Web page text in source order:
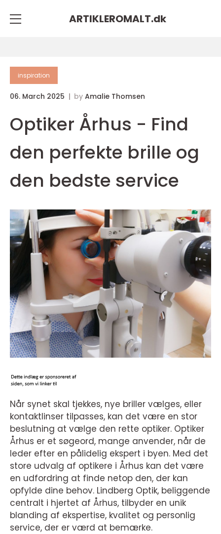
ARTIKLEROMALT.dk
inspiration
06. March 2025 by Amalie Thomsen
Optiker Århus - Find
den perfekte brille og
den bedste service
Når synet skal tjekkes, nye briller vælges, eller
kontaktlinser tilpasses, kan det være en stor
beslutning at vælge den rette optiker. Optiker
Århus er et søgeord, mange anvender, når de
leder efter en pålidelig ekspert i byen. Med det
store udvalg af optikere i Århus kan det være
en udfordring at finde netop den, der kan
opfylde dine behov. Lindberg Optik, beliggende
centralt i hjertet af Århus, tilbyder en unik
blanding af ekspertise, kvalitet og personlig
service, der er værd at bemærke.